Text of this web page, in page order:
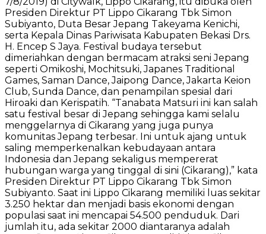
Presiden Direktur PT Lippo Cikarang Tbk Simon
Subiyanto, Duta Besar Jepang Takeyama Kenichi,
serta Kepala Dinas Pariwisata Kabupaten Bekasi Drs.
H. Encep S Jaya. Festival budaya tersebut
dimeriahkan dengan bermacam atraksi seni Jepang
seperti Omikoshi, Mochitsuki, Japanes Traditional
Games, Saman Dance, Jaipong Dance, Jakarta Keion
Club, Sunda Dance, dan penampilan spesial dari
Hiroaki dan Kerispatih. “Tanabata Matsuri ini kan salah
satu festival besar di Jepang sehingga kami selalu
menggelarnya di Cikarang yang juga punya
komunitas Jepang terbesar. Ini untuk ajang untuk
saling memperkenalkan kebudayaan antara
Indonesia dan Jepang sekaligus mempererat
hubungan warga yang tinggal di sini (Cikarang),” kata
Presiden Direktur PT Lippo Cikarang Tbk Simon
Subiyanto. Saat ini Lippo Cikarang memiliki luas sekitar
3.250 hektar dan menjadi basis ekonomi dengan
populasi saat ini mencapai 54.500 penduduk. Dari
jumlah itu, ada sekitar 2000 diantaranya adalah